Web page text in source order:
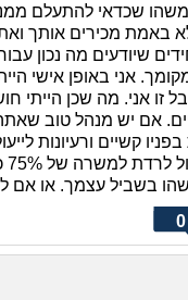
משהו שכדאי להתעלם
באמת מכירים אותך
שיודעים מה נכון
אני באופן אישי
זו אני. מה שכן הייתי
אם יש מנהל טוב שאתה
קשיים ורעיונות
בשביל עצמך. או אם
0